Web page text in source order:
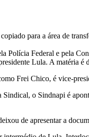
para a área de
Polícia Federal e pela
Lula. A matéria é
Frei Chico, é vice-
o Sindnapi é
de apresentar a